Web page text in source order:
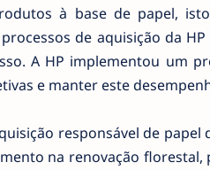
à base de papel,
de aquisição da
A HP implementou um
e manter este
responsável de
na renovação